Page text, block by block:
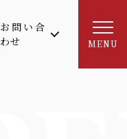
お問い合
わせ
MENU